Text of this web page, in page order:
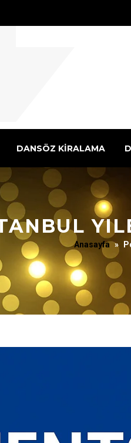
DANSÖZ KİRALAMA
Anasayfa »